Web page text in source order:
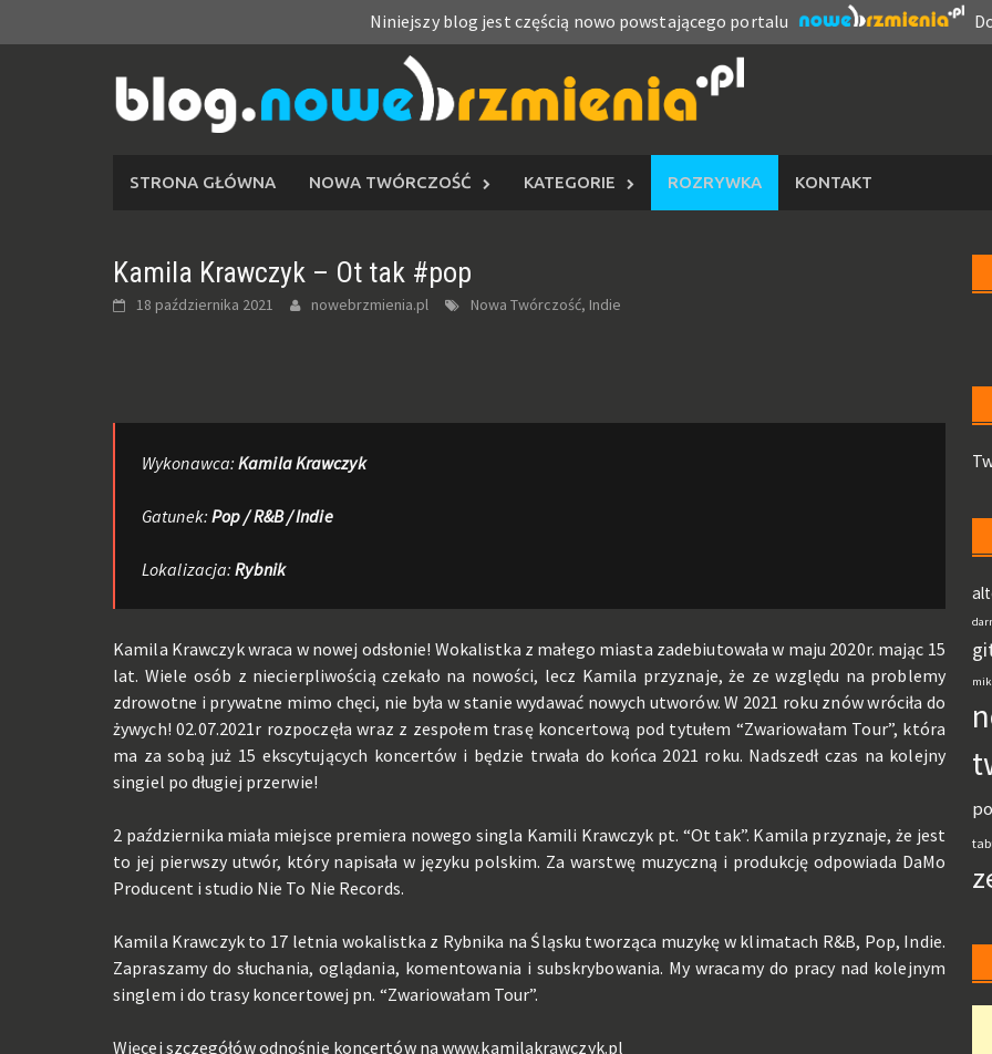
Niniejszy blog jest częścią nowo powstającego portalu
STRONA GŁÓWNA NOWA TWÓRCZOŚĆ KATEGORIE ROZRYWKA KONTAKT
Kamila Krawczyk – Ot tak #pop
18 października 2021 nowebrzmienia.pl Nowa Twórczość, Indie
Wykonawca:Kamila Krawczyk
Gatunek: Pop / R&B / Indie
Lokalizacja:Rybnik
Kamila Krawczyk wraca w nowej odsłonie! Wokalistka z małego miasta zadebiutowała w maju 2020r. mając 15
lat. Wiele osób z niecierpliwością czekało na nowości, lecz Kamila przyznaje, że ze względu na problemy
zdrowotne i prywatne mimo chęci, nie była w stanie wydawać nowych utworów. W 2021 roku znów wróciła do
żywych! 02.07.2021r rozpoczęła wraz z zespołem trasę koncertową pod tytułem “Zwariowałam Tour”, która
ma za sobą już 15 ekscytujących koncertów i będzie trwała do końca 2021 roku. Nadszedł czas na kolejny
singiel po długiej przerwie!
2 października miała miejsce premiera nowego singla Kamili Krawczyk pt. “Ot tak”. Kamila przyznaje, że jest
to jej pierwszy utwór, który napisała w języku polskim. Za warstwę muzyczną i produkcję odpowiada DaMo
Producent i studio Nie To Nie Records.
Kamila Krawczyk to 17 letnia wokalistka z Rybnika na Śląsku tworząca muzykę w klimatach R&B, Pop, Indie.
Zapraszamy do słuchania, oglądania, komentowania i subskrybowania. My wracamy do pracy nad kolejnym
singlem i do trasy koncertowej pn. “Zwariowałam Tour”.
Więcej szczegółów odnośnie koncertów na www.kamilakrawczyk.pl